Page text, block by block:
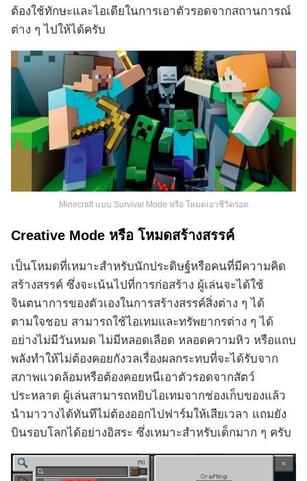
ต้องใช้ทักษะและไอเดียในการเอาตัวรอดจากสถานการณ์
ต่าง ๆ ไปให้ได้ครับ
Minecraft แบบ Survival Mode หรือ โหมดเอาชีวิตรอด
Creative Mode หรือ โหมดสร้างสรรค์
เป็นโหมดที่เหมาะสำหรับนักประดิษฐ์หรือคนที่มีความคิด
สร้างสรรค์ ซึ่งจะเน้นไปที่การก่อสร้าง ผู้เล่นจะได้ใช้
จินตนาการของตัวเองในการสร้างสรรค์สิ่งต่าง ๆ ได้
ตามใจชอบ สามารถใช้ไอเทมและทรัพยากรต่าง ๆ ได้
อย่างไม่มีวันหมด ไม่มีหลอดเลือด หลอดความหิว หรือแถบ
พลังทำให้ไม่ต้องคอยกังวลเรื่องผลกระทบที่จะได้รับจาก
สภาพแวดล้อมหรือต้องคอยหนีเอาตัวรอดจากสัตว์
ประหลาด ผู้เล่นสามารถหยิบไอเทมจากช่องเก็บของแล้ว
นำมาวางได้ทันทีไม่ต้องออกไปฟาร์มให้เสียเวลา แถมยัง
บินรอบโลกได้อย่างอิสระ ซึ่งเหมาะสำหรับเด็กมาก ๆ ครับ